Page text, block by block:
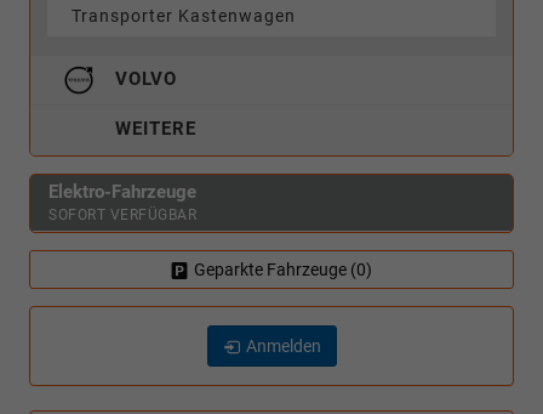
Transporter Kastenwagen
VOLVO
WEITERE
Elektro-Fahrzeuge
SOFORT VERFÜGBAR
Geparkte Fahrzeuge (0)
Anmelden